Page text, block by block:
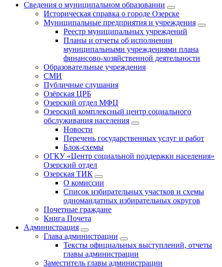
Сведения о муниципальном образовании
Историческая справка о городе Озерске
Муниципальные предприятия и учреждения
Реестр муниципальных учреждений
Планы и отчеты об исполнении
муниципальными учреждениями плана
финансово-хозяйственной деятельности
Образовательные учреждения
СМИ
Публичные слушания
Озёрская ЦРБ
Озерский отдел МФЦ
Озерский комплексный центр социального
обслуживания населения
Новости
Перечень государственных услуг и работ
Блок-схемы
ОГКУ «Центр социальной поддержки населения»
Озерский отдел
Озерская ТИК
О комиссии
Список избирательных участков и схемы
одномандатных избирательных округов
Почетные граждане
Книга Почета
Администрация
Глава администрации
Тексты официальных выступлений, отчеты
главы администрации
Заместитель главы администрации